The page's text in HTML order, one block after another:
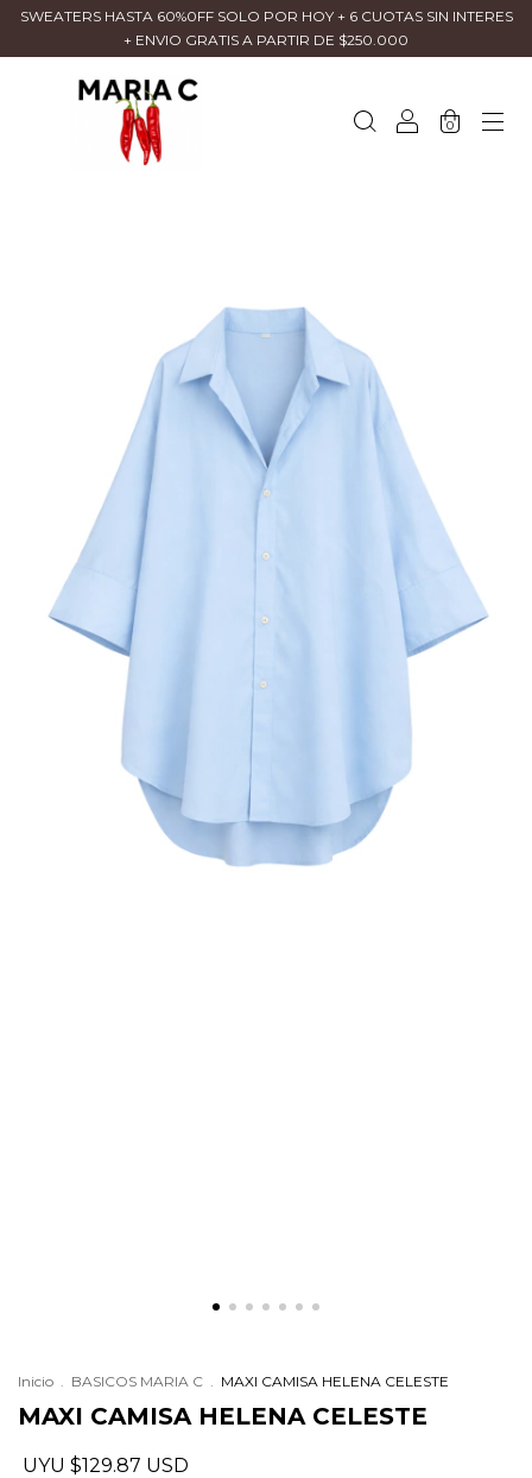
SWEATERS HASTA 60%0FF SOLO POR HOY + 6 CUOTAS SIN INTERES
+ ENVIO GRATIS A PARTIR DE $250.000
0
Inicio . BASICOS MARIA C . MAXI CAMISA HELENA CELESTE
MAXI CAMISA HELENA CELESTE
$129.87 USD